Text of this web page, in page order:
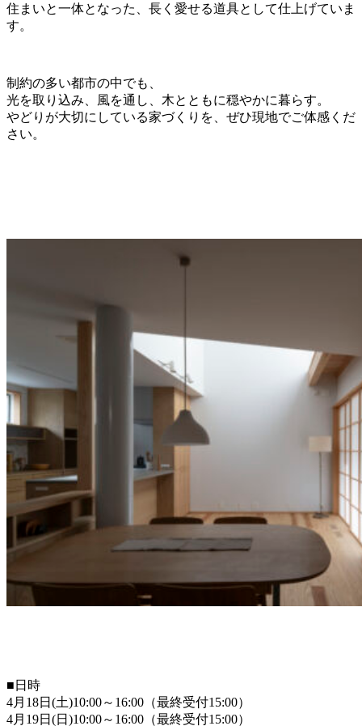
住まいと一体となった、長く愛せる道具として仕上げていま
す。
制約の多い都市の中でも、
光を取り込み、風を通し、木とともに穏やかに暮らす。
やどりが大切にしている家づくりを、ぜひ現地でご体感くだ
さい。
■日時
4月18日(土)10:00～16:00（最終受付15:00）
4月19日(日)10:00～16:00（最終受付15:00）